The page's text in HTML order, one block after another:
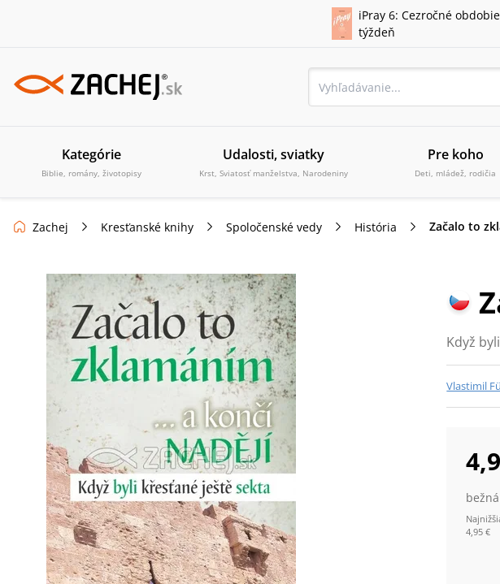
iPray 6: Cezročné
týždeň
Kategórie
Biblie, romány, životopisy
Udalosti, sviatky
Krst, Sviatosť manželstva, Narodeniny
Pre koho
Deti, mládež, rodičia
Zachej Kresťanské knihy Spoločenské vedy História Začalo to
Když
Vlastimil
4,95 €